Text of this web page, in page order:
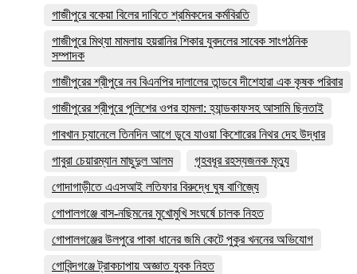
গাজীপুরে বকেয়া বিলের দাবিতে শ্রমিকদের কর্মবিরতি
গাজীপুরে মিথ্যা মামলায় হয়রানির শিকার যুবদলের সাবেক সাংগঠনিক
সম্পাদক
গাজীপুরের শ্রীপুরে নব বিএনপির দালালের তান্ডবে দীশেহারা এক কৃষক পরিবার
গাজীপুরের শ্রীপুরে পুলিশের ওপর হামলা: হ্যান্ডকাফসহ আসামি ছিনতাই
গাবখান চ্যানেলে তিনদিন আগে ডুবে যাওয়া কিশোরের নিথর দেহ উদ্ধার
গাবুরা চেয়ারম্যান মাছুদুল আলম
গৃহবধূর রহস্যজনক মৃত্যু
গোদাগাড়ীতে এএসআই লতিফার বিরুদ্ধে ঘুষ বাণিজ্যে
গোপালগঞ্জে বাস-নছিমনের মুখোমুখি সংঘর্ষে চালক নিহত
গোপালগঞ্জের উলপুরে পাকা ধানের জমি কেটে পুকুর খননের অভিযোগ
গোবিন্দগঞ্জে ট্রাকচাপায় অজ্ঞাত যুবক নিহত